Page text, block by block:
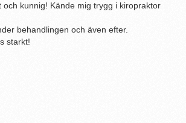
och kunnig! Kände mig trygg i kiropraktor
behandlingen och även efter.
starkt!